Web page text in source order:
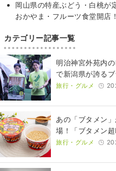
岡山県の特産ぶどう・白桃が
おかやま・フルーツ食堂開店！
カテゴリー記事一覧
明治神宮外苑内
で新潟県が誇る
旅行・グルメ
あの「ブタメン
場！「ブタメン
旅行・グルメ